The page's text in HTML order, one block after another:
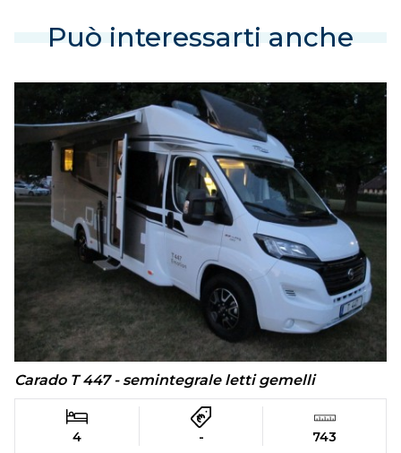
Può interessarti anche
Carado T 447 - semintegrale letti gemelli
4 - 743